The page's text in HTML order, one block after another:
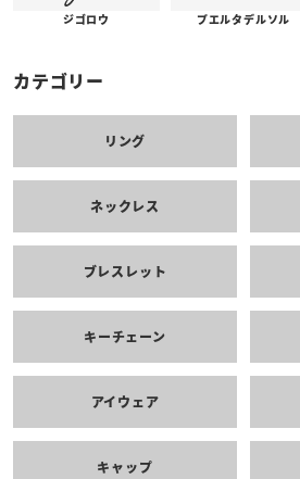
ジゴロウ プエルタデルソル
カテゴリー
リング
ネックレス
ブレスレット
キーチェーン
アイウェア
キャップ